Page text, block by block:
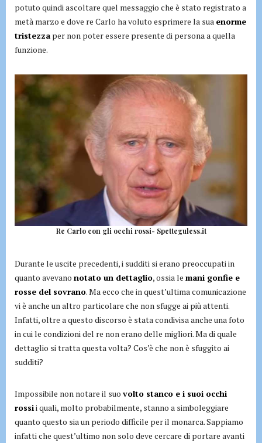
potuto quindi ascoltare quel messaggio che è stato registrato a
metà marzo e dove re Carlo ha voluto esprimere la sua enorme
tristezza per non poter essere presente di persona a quella
funzione.
Re Carlo con gli occhi rossi- Spetteguless.it
Durante le uscite precedenti, i sudditi si erano preoccupati in
quanto avevano notato un dettaglio, ossia le mani gonfie e
rosse del sovrano. Ma ecco che in quest’ultima comunicazione
vi è anche un altro particolare che non sfugge ai più attenti.
Infatti, oltre a questo discorso è stata condivisa anche una foto
in cui le condizioni del re non erano delle migliori. Ma di quale
dettaglio si tratta questa volta? Cos’è che non è sfuggito ai
sudditi?
Impossibile non notare il suo volto stanco e i suoi occhi
rossii quali, molto probabilmente, stanno a simboleggiare
quanto questo sia un periodo difficile per il monarca. Sappiamo
infatti che quest’ultimo non solo deve cercare di portare avanti